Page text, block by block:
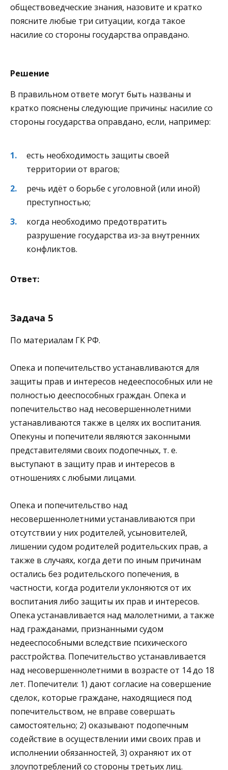
обществоведческие знания, назовите и кратко
поясните любые три ситуации, когда такое
насилие со стороны государства оправдано.
Решение
В правильном ответе могут быть названы и
кратко пояснены следующие причины: насилие со
стороны государства оправдано, если, например:
есть необходимость защиты своей
территории от врагов;
речь идёт о борьбе с уголовной (или иной)
преступностью;
когда необходимо предотвратить
разрушение государства из-за внутренних
конфликтов.
Ответ:
Задача 5
По материалам ГК РФ.
Опека и попечительство устанавливаются для
защиты прав и интересов недееспособных или не
полностью дееспособных граждан. Опека и
попечительство над несовершеннолетними
устанавливаются также в целях их воспитания.
Опекуны и попечители являются законными
представителями своих подопечных, т. е.
выступают в защиту прав и интересов в
отношениях с любыми лицами.
Опека и попечительство над
несовершеннолетними устанавливаются при
отсутствии у них родителей, усыновителей,
лишении судом родителей родительских прав, а
также в случаях, когда дети по иным причинам
остались без родительского попечения, в
частности, когда родители уклоняются от их
воспитания либо защиты их прав и интересов.
Опека устанавливается над малолетними, а также
над гражданами, признанными судом
недееспособными вследствие психического
расстройства. Попечительство устанавливается
над несовершеннолетними в возрасте от 14 до 18
лет. Попечители: 1) дают согласие на совершение
сделок, которые граждане, находящиеся под
попечительством, не вправе совершать
самостоятельно; 2) оказывают подопечным
содействие в осуществлении ими своих прав и
исполнении обязанностей, 3) охраняют их от
злоупотреблений со стороны третьих лиц.